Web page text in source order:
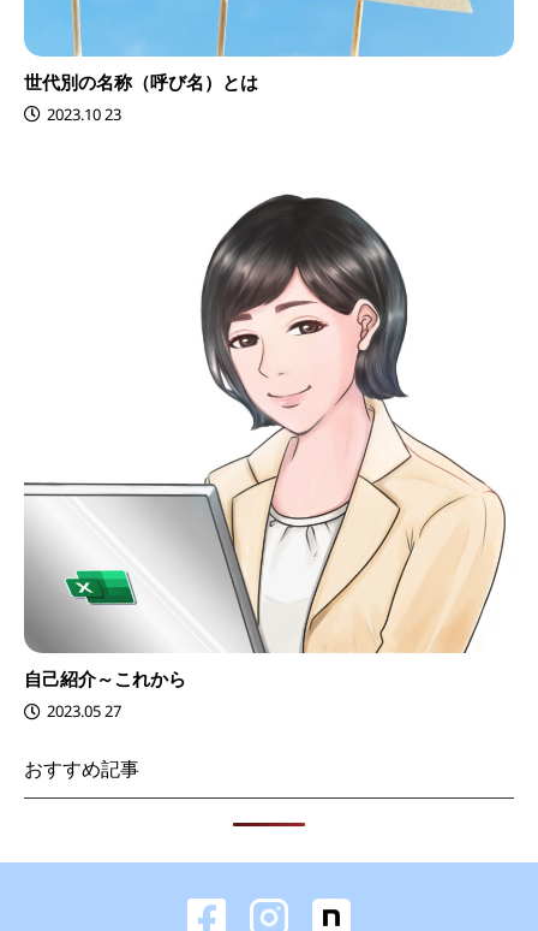
世代別の名称（呼び名）とは
2023.10 23
自己紹介～これから
2023.05 27
おすすめ記事